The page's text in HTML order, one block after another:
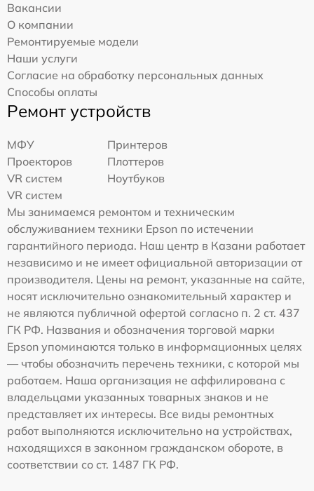
Вакансии
О компании
Ремонтируемые модели
Наши услуги
Согласие на обработку персональных данных
Способы оплаты
Ремонт устройств
МФУ
Принтеров
Проекторов
Плоттеров
VR систем
Ноутбуков
VR систем
Мы занимаемся ремонтом и техническим
обслуживанием техники Epson по истечении
гарантийного периода. Наш центр в Казани работает
независимо и не имеет официальной авторизации от
производителя. Цены на ремонт, указанные на сайте,
носят исключительно ознакомительный характер и
не являются публичной офертой согласно п. 2 ст. 437
ГК РФ. Названия и обозначения торговой марки
Epson упоминаются только в информационных целях
— чтобы обозначить перечень техники, с которой мы
работаем. Наша организация не аффилирована с
владельцами указанных товарных знаков и не
представляет их интересы. Все виды ремонтных
работ выполняются исключительно на устройствах,
находящихся в законном гражданском обороте, в
соответствии со ст. 1487 ГК РФ.